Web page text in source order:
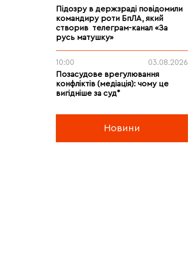
Підозру в держзраді повідомили
командиру роти БпЛА, який
створив телеграм-канал «За
русь матушку»
10:00
03.08.2026
Позасудове врегулювання
конфліктів (медіація): чому це
вигідніше за суд*
Новини